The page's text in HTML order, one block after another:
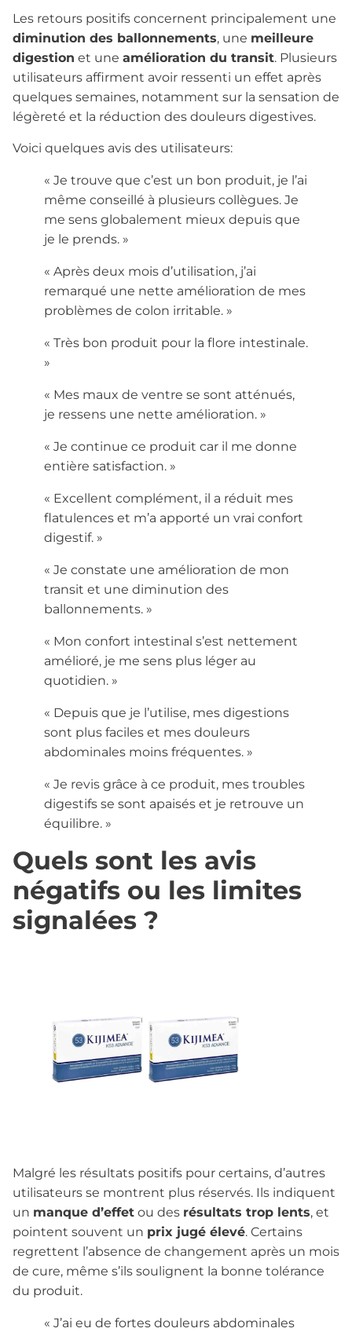
Les retours positifs concernent principalement une
diminution des ballonnements, une meilleure
digestion et une amélioration du transit. Plusieurs
utilisateurs affirment avoir ressenti un effet après
quelques semaines, notamment sur la sensation de
légèreté et la réduction des douleurs digestives.
Voici quelques avis des utilisateurs:
« Je trouve que c’est un bon produit, je l’ai
même conseillé à plusieurs collègues. Je
me sens globalement mieux depuis que
je le prends. »
« Après deux mois d’utilisation, j’ai
remarqué une nette amélioration de mes
problèmes de colon irritable. »
« Très bon produit pour la flore intestinale.
»
« Mes maux de ventre se sont atténués,
je ressens une nette amélioration. »
« Je continue ce produit car il me donne
entière satisfaction. »
« Excellent complément, il a réduit mes
flatulences et m’a apporté un vrai confort
digestif. »
« Je constate une amélioration de mon
transit et une diminution des
ballonnements. »
« Mon confort intestinal s’est nettement
amélioré, je me sens plus léger au
quotidien. »
« Depuis que je l’utilise, mes digestions
sont plus faciles et mes douleurs
abdominales moins fréquentes. »
« Je revis grâce à ce produit, mes troubles
digestifs se sont apaisés et je retrouve un
équilibre. »
Quels sont les avis
négatifs ou les limites
signalées ?
Malgré les résultats positifs pour certains, d’autres
utilisateurs se montrent plus réservés. Ils indiquent
un manque d’effet ou des résultats trop lents, et
pointent souvent un prix jugé élevé. Certains
regrettent l’absence de changement après un mois
de cure, même s’ils soulignent la bonne tolérance
du produit.
« J’ai eu de fortes douleurs abdominales